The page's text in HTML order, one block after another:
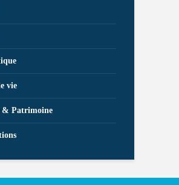
vie
Patrimoine